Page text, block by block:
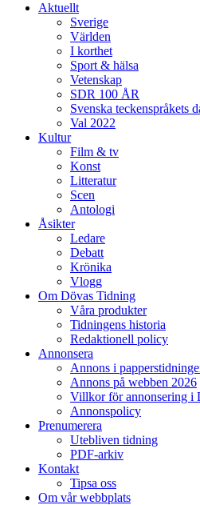
Aktuellt
Sverige
Världen
I korthet
Sport & hälsa
Vetenskap
SDR 100 ÅR
Svenska teckenspråkets
Val 2022
Kultur
Film & tv
Konst
Litteratur
Scen
Antologi
Åsikter
Ledare
Debatt
Krönika
Vlogg
Om Dövas Tidning
Våra produkter
Tidningens historia
Redaktionell policy
Annonsera
Annons i
Annons på webben 2026
Villkor för annonsering i
Annonspolicy
Prenumerera
Utebliven tidning
PDF-arkiv
Kontakt
Tipsa oss
Om vår webbplats